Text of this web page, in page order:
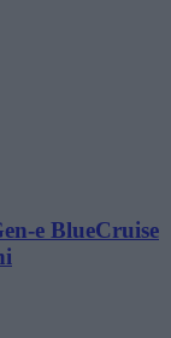
e BlueCruise